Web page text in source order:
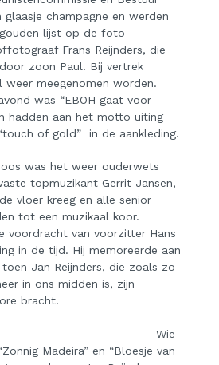
champagne en werden
lijst op de foto
Frans Reijnders, die
zoon Paul. Bij vertrek
weer meegenomen worden.
was “EBOH gaat voor
hadden aan het motto uiting
of gold” in de aankleding.
was het weer ouderwets
topmuzikant Gerrit Jansen,
vloer kreeg en alle senior
tot een muzikaal koor.
voordracht van voorzitter Hans
in de tijd. Hij memoreerde aan
Jan Reijnders, die zoals zo
in ons midden is, zijn
bracht.
Wie
Madeira” en “Bloesje van